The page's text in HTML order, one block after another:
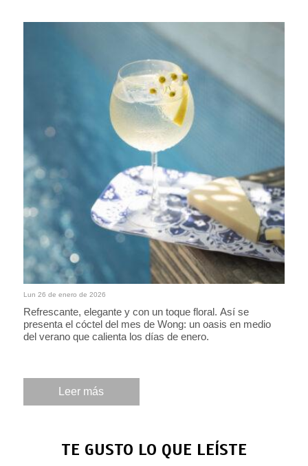
Lun 26 de enero de 2026
Refrescante, elegante y con un toque floral. Así se
presenta el cóctel del mes de Wong: un oasis en medio
del verano que calienta los días de enero.
Leer más
TE GUSTO LO QUE LEÍSTE